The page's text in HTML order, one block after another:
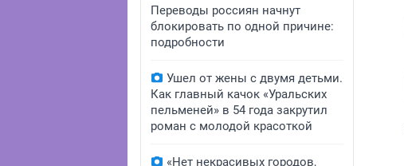
Переводы россиян начнут
блокировать по одной причине:
подробности
Ушел от жены с двумя детьми.
Как главный качок «Уральских
пельменей» в 54 года закрутил
роман с молодой красоткой
«Нет некрасивых городов,